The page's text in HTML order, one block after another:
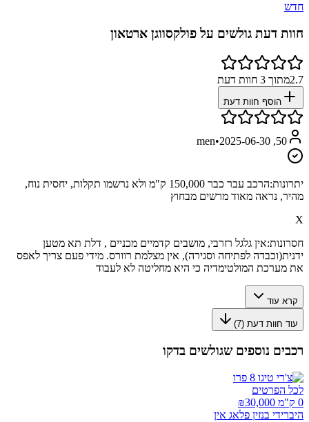
חדש
חוות דעת גולשים על פולקסווגן ארטאון
2.7מתוך 3 חוות דעת
הוסף חוות דעת
50, men
•2025-06-30
יתרונות:
הרכב עבר כבר 150,000 ק"מ ולא נרשמו תקלות, יחסית נוח,
מהיר, נראה מאוד מרשים מבחוץ
X
חסרונות:אין גלגל רזרבי, מושבים קדמיים מכניים , דלת תא מטען
ידנית(וכבדה לפתיחה וסגירה), אין מצלמת רוורס. מידי פעם צריך לאפס
את מערכת המולטימדיה כי היא מחליטה לא לעבוד
קרא עוד
עוד חוות דעת (7
)
רכבים נוספים שגולשים בדקו
לכל הפרטים
0 ק"מ ₪
30,000
היברידי בנזין פלאג אין